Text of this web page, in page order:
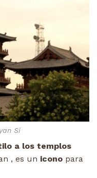
Si
a los templos
, es un icono para